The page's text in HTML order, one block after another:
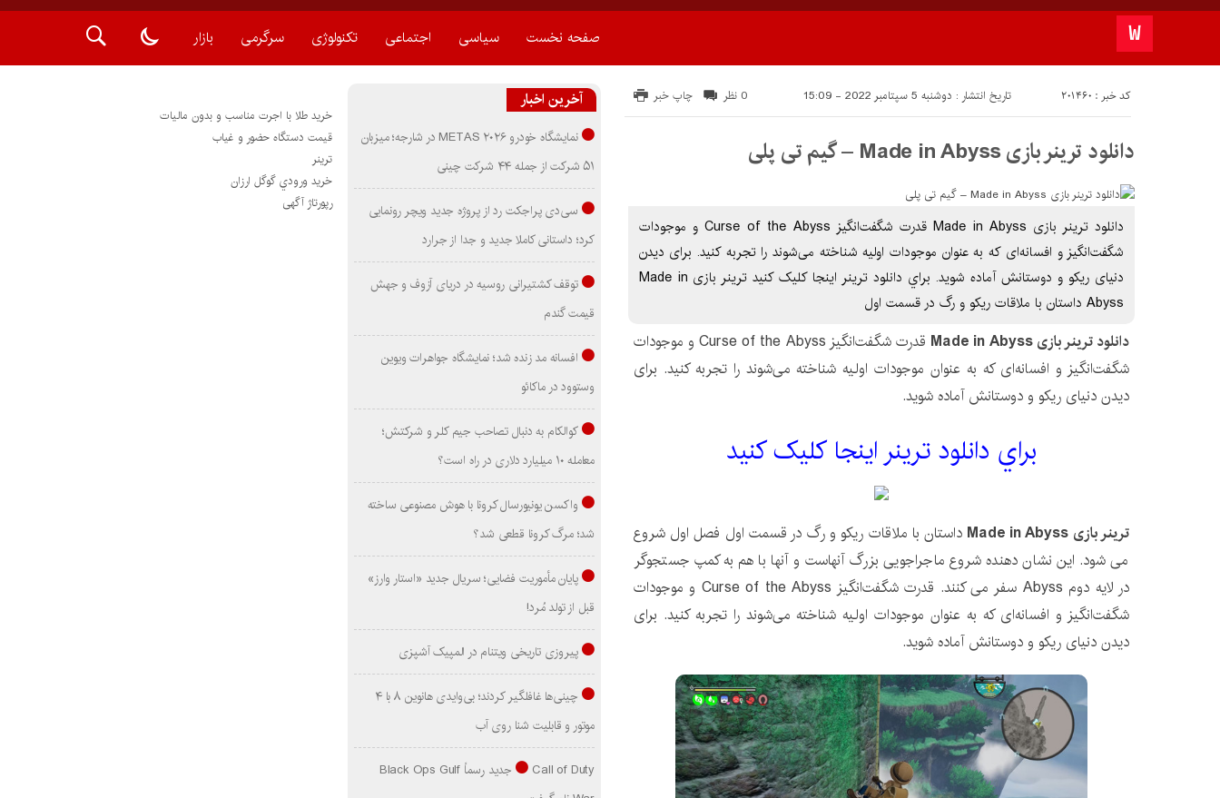
صفحه نخست سیاسی اجتماعی تکنولوژی سرگرمی بازار
تاریخ انتشار : دوشنبه 5 سپتامبر 2022 - 15:09 کد خبر : 201460 چاپ خبر 0 نظر
دانلود ترینر بازی Made in Abyss – گیم تی پلی
دانلود ترینر بازی Made in Abyss قدرت شگفت‌انگیز Curse of the Abyss و موجودات
شگفت‌انگیز و افسانه‌ای که به عنوان موجودات اولیه شناخته می‌شوند را تجربه کنید. برای دیدن
دنیای ریکو و دوستانش آماده شوید. براي دانلود ترینر اينجا کليک کنيد ترینر بازی Made in
Abyss داستان با ملاقات ریکو و رگ در قسمت اول
دانلود ترینر بازی Made in Abyss
قدرت شگفت‌انگیز Curse of the Abyss و موجودات
شگفت‌انگیز و افسانه‌ای که به عنوان موجودات اولیه شناخته می‌شوند را تجربه کنید. برای
دیدن دنیای ریکو و دوستانش آماده شوید.
براي دانلود ترینر اينجا کليک کنيد
ترینر بازی Made in Abyss
داستان با ملاقات ریکو و رگ در قسمت اول فصل اول شروع
می شود. این نشان دهنده شروع ماجراجویی بزرگ آنهاست و آنها با هم به کمپ جستجوگر
در لایه دوم Abyss سفر می کنند. قدرت شگفت‌انگیز Curse of the Abyss و موجودات
شگفت‌انگیز و افسانه‌ای که به عنوان موجودات اولیه شناخته می‌شوند را تجربه کنید. برای
دیدن دنیای ریکو و دوستانش آماده شوید.
آخرین اخبار
نمایشگاه خودرو METAS ۲۰۲۶ در شارجه؛ میزبان
۵۱ شرکت از جمله ۴۴ شرکت چینی
سی‌دی پراجکت رد از پروژه جدید ویچر رونمایی
کرد؛ داستانی کاملا جدید و جدا از جرارد
توقف کشتیرانی روسیه در دریای آزوف و جهش
قیمت گندم
افسانه مد زنده شد؛ نمایشگاه جواهرات ویوین
وستوود در ماکائو
کوالکام به دنبال تصاحب جیم کلر و شرکتش؛
معامله ۱۰ میلیارد دلاری در راه است؟
واکسن یونیورسال کرونا با هوش مصنوعی ساخته
شد؛ مرگ کرونا قطعی شد؟
پایان مأموریت فضایی؛ سریال جدید «استار وارز»
قبل از تولد مُرد!
پیروزی تاریخی ویتنام در المپیک آشپزی
چینی‌ها غافلگیر کردند؛ بی‌وایدی هانوین ۸ با ۴
موتور و قابلیت شنا روی آب
Call of Duty جدید رسماً Black Ops Gulf
خرید طلا با اجرت مناسب و بدون مالیات
قیمت دستگاه حضور و غیاب
ترينر
خريد ورودي گوگل ارزان
رپورتاژ آگهی